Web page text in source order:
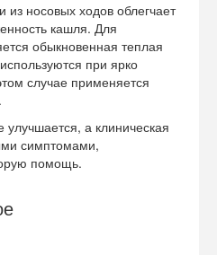
из носовых ходов облегчает
кашля. Для
обыкновенная теплая
при ярко
случае применяется
а клиническая
симптомами,
помощь.